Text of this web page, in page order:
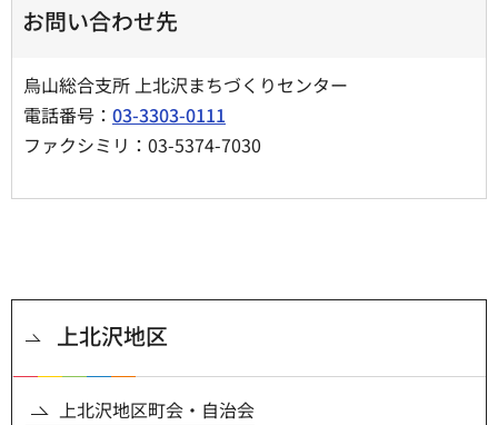
お問い合わせ先
烏山総合支所 上北沢まちづくりセンター
電話番号： 03-3303-0111
ファクシミリ：03-5374-7030
上北沢地区
上北沢地区町会・自治会